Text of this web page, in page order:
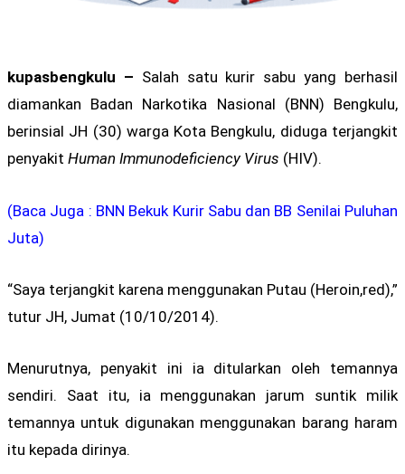
kupasbengkulu – Salah satu kurir sabu yang berhasil
diamankan Badan Narkotika Nasional (BNN) Bengkulu,
berinsial JH (30) warga Kota Bengkulu, diduga terjangkit
penyakit Human Immunodeficiency Virus (HIV).
(Baca Juga : BNN Bekuk Kurir Sabu dan BB Senilai Puluhan
Juta)
“Saya terjangkit karena menggunakan Putau (Heroin,red),”
tutur JH, Jumat (10/10/2014).
Menurutnya, penyakit ini ia ditularkan oleh temannya
sendiri. Saat itu, ia menggunakan jarum suntik milik
temannya untuk digunakan menggunakan barang haram
itu kepada dirinya.